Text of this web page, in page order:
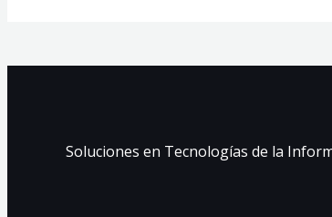
Soluciones en Tecnologías de la